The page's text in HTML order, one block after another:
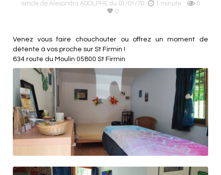
article de Alexandra ADOLPHE du 01/01/70 1 minute
0
0
Venez vous faire chouchouter ou offrez un moment de
détente à vos proche sur St Firmin !
634 route du Moulin 05800 St Firmin